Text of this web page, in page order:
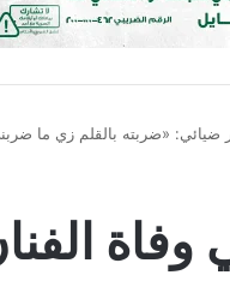
ضيائي: «ضربته بالقلم زي ما